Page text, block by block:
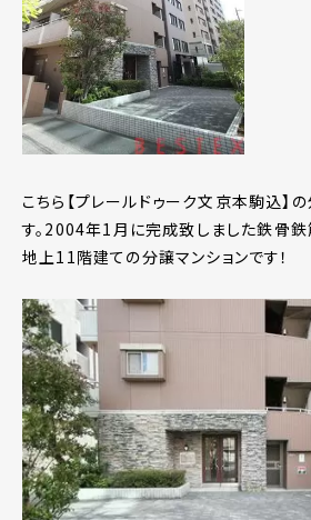
こちら【プレールドゥーク文京本駒込】
す。2004年1月に完成致しました鉄骨鉄
地上11階建ての分譲マンションです！